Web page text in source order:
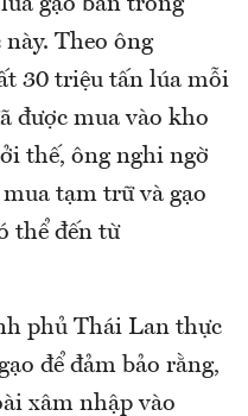
Theo ông
30 triệu tấn lúa mỗi
được mua vào kho
thế, ông nghi ngờ
tạm trữ và gạo
thể đến từ
phủ Thái Lan thực
để đảm bảo rằng,
xâm nhập vào